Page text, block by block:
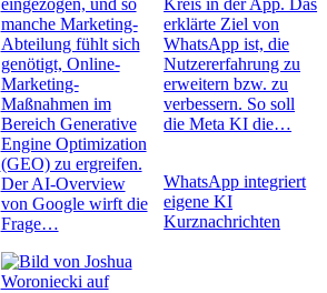
eingezogen, und so
manche Marketing-
Abteilung fühlt sich
genötigt, Online-
Marketing-
Maßnahmen im
Bereich Generative
Engine Optimization
(GEO) zu ergreifen.
Der AI-Overview
von Google wirft die
Frage…
Kreis in der App. Das
erklärte Ziel von
WhatsApp ist, die
Nutzererfahrung zu
erweitern bzw. zu
verbessern. So soll
die Meta KI die…
WhatsApp integriert
eigene KI
Kurznachrichten